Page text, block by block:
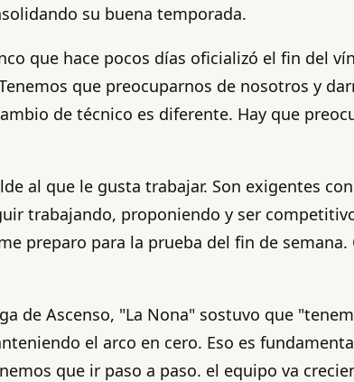
su buena temporada.
que hace pocos días oficializó el fin del
que preocuparnos de nosotros y
de técnico es diferente. Hay que
al que le gusta trabajar. Son exigentes
trabajando, proponiendo y ser
preparo para la prueba del fin de
de Ascenso, "La Nona" sostuvo que
el arco en cero. Eso es
que ir paso a paso. el equipo va